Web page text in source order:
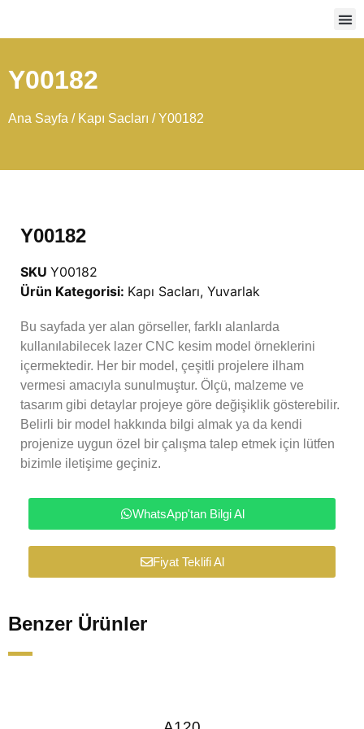
Y00182
Ana Sayfa / Kapı Sacları / Y00182
Y00182
SKU Y00182
Ürün Kategorisi: Kapı Sacları, Yuvarlak
Bu sayfada yer alan görseller, farklı alanlarda
kullanılabilecek lazer CNC kesim model örneklerini
içermektedir. Her bir model, çeşitli projelere ilham
vermesi amacıyla sunulmuştur. Ölçü, malzeme ve
tasarım gibi detaylar projeye göre değişiklik gösterebilir.
Belirli bir model hakkında bilgi almak ya da kendi
projenize uygun özel bir çalışma talep etmek için lütfen
bizimle iletişime geçiniz.
WhatsApp'tan Bilgi Al
Fiyat Teklifi Al
Benzer Ürünler